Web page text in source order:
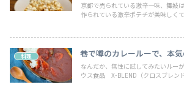
京都で売られている激辛一味、舞妓
作られている激辛ポテチが美味しく
料理 巷で噂のカレールーで、本
なんだか、無性に試してみたいルー
ウス食品 X-BLEND（クロスブレン